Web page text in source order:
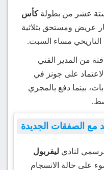
عشر من بطولةكأس
عريض ومستحق بثلاثية
التاريخي مساء السبت.
من المدير الفني
على جونز في
بينما دفع بالمجري
مع الصفقات الجديدة
لنادي ليفربول
على حالة الانسجام